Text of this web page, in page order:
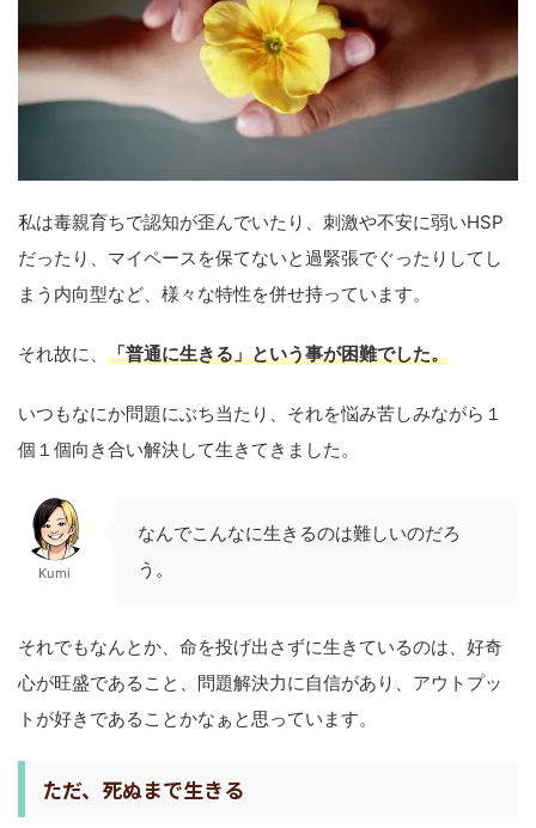
私は毒親育ちで認知が歪んでいたり、刺激や不安に弱いHSP
だったり、マイペースを保てないと過緊張でぐったりしてし
まう内向型など、様々な特性を併せ持っています。
それ故に、 「普通に生きる」という事が困難でした。
いつもなにか問題にぶち当たり、それを悩み苦しみながら１
個１個向き合い解決して生きてきました。
Kumi
なんでこんなに生きるのは難しいのだろ
う。
それでもなんとか、命を投げ出さずに生きているのは、好奇
心が旺盛であること、問題解決力に自信があり、アウトプッ
トが好きであることかなぁと思っています。
ただ、死ぬまで生きる